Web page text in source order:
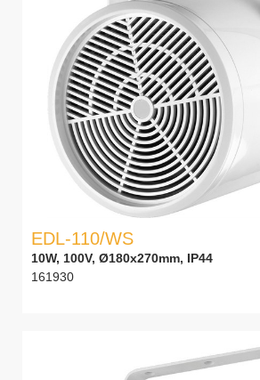
EDL-110/WS
10W, 100V, Ø180x270mm, IP44
161930